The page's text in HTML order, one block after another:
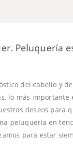
Peluquería
del cabello y
lo más importante
deseos para
peluquería en
para estar